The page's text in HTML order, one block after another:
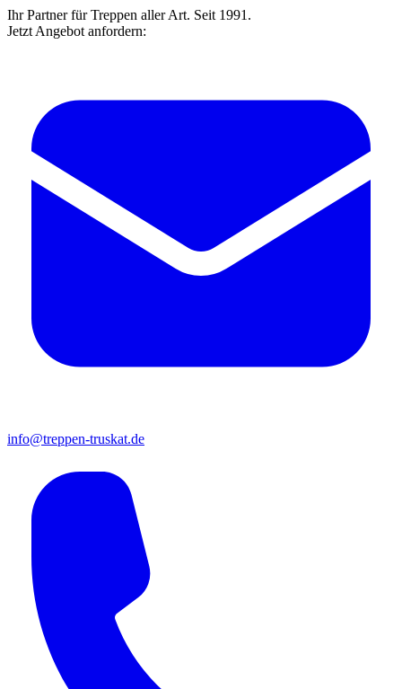
Ihr Partner für Treppen aller Art. Seit 1991.
Jetzt Angebot anfordern:
info@treppen-truskat.de